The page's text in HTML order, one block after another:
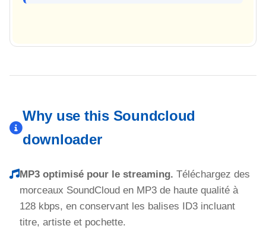
Why use this Soundcloud
downloader
MP3 optimisé pour le streaming. Téléchargez des
morceaux SoundCloud en MP3 de haute qualité à
128 kbps, en conservant les balises ID3 incluant
titre, artiste et pochette.